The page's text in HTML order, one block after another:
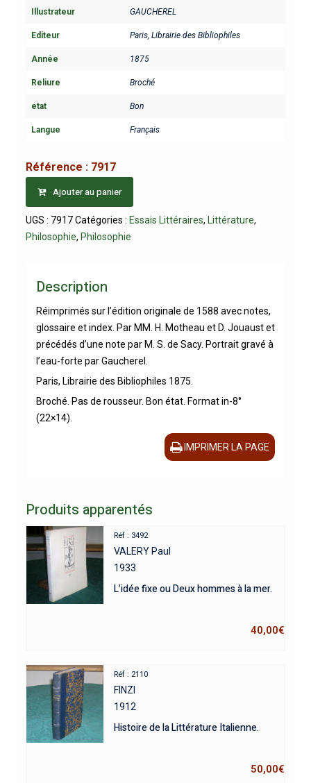
Illustrateur GAUCHEREL
Editeur Paris, Librairie des Bibliophiles
Année 1875
Reliure Broché
etat Bon
Langue Français
Référence : 7917
Ajouter au panier
UGS : 7917 Catégories : Essais Littéraires, Littérature,
Philosophie, Philosophie
Description
Réimprimés sur l’édition originale de 1588 avec notes,
glossaire et index. Par MM. H. Motheau et D. Jouaust et
précédés d’une note par M. S. de Sacy. Portrait gravé à
l’eau-forte par Gaucherel.
Paris, Librairie des Bibliophiles 1875.
Broché. Pas de rousseur. Bon état. Format in-8°
(22×14).
IMPRIMER LA PAGE
Produits apparentés
Réf : 3492
VALERY Paul
1933
L’idée fixe ou Deux hommes à la mer.
40,00€
Réf : 2110
FINZI
1912
Histoire de la Littérature Italienne.
50,00€